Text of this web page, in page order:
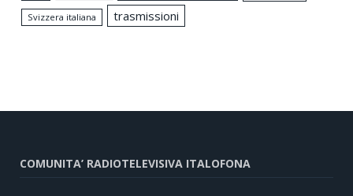
Svizzera italiana trasmissioni
COMUNITA’ RADIOTELEVISIVA ITALOFONA